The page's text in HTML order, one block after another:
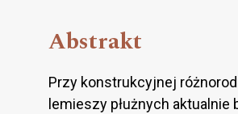
Abstrakt
Przy konstrukcyjnej
lemieszy płużnych aktualnie